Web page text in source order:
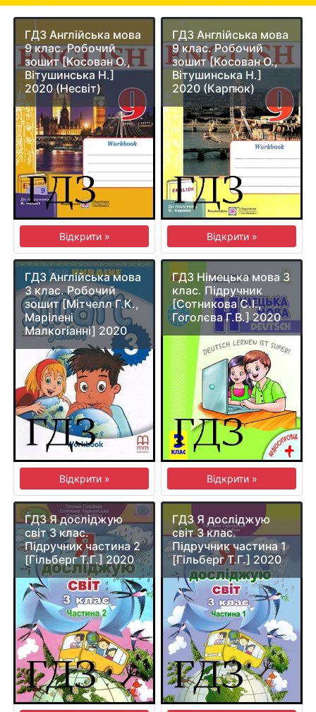
ГДЗ Англійська мова
9 клас. Робочий
зошит [Косован О.,
Вітушинська Н.]
2020 (Несвіт)
Відкрити »
ГДЗ Англійська мова
9 клас. Робочий
зошит [Косован О.,
Вітушинська Н.]
2020 (Карпюк)
Відкрити »
ГДЗ Англійська мова
3 клас. Робочий
зошит [Мітчелл Г.К.,
Марілені
Малкогіанні] 2020
Відкрити »
ГДЗ Німецька мова 3
клас. Підручник
[Сотникова С.І.,
Гоголєва Г.В.] 2020
Відкрити »
ГДЗ Я досліджую
світ 3 клас.
Підручник частина 2
[Гільберг Т.Г.] 2020
ГДЗ Я досліджую
світ 3 клас.
Підручник частина 1
[Гільберг Т.Г.] 2020